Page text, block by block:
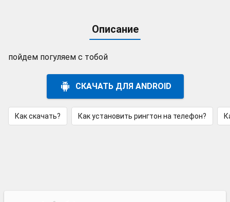
Описание
пойдем погуляем с тобой
СКАЧАТЬ ДЛЯ ANDROID
Как скачать? Как установить рингтон на телефон?